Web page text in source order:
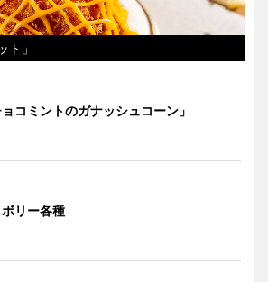
ト」
ョコミントのガナッシュコーン」
リー各種